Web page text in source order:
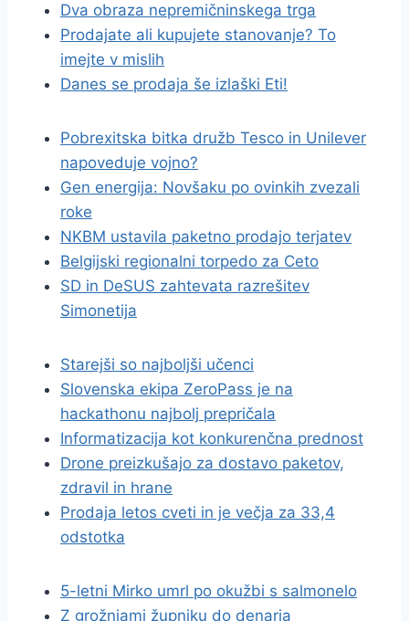
Dva obraza nepremičninskega trga
Prodajate ali kupujete stanovanje? To
imejte v mislih
Danes se prodaja še izlaški Eti!
Pobrexitska bitka družb Tesco in Unilever
napoveduje vojno?
Gen energija: Novšaku po ovinkih zvezali
roke
NKBM ustavila paketno prodajo terjatev
Belgijski regionalni torpedo za Ceto
SD in DeSUS zahtevata razrešitev
Simonetija
Starejši so najboljši učenci
Slovenska ekipa ZeroPass je na
hackathonu najbolj prepričala
Informatizacija kot konkurenčna prednost
Drone preizkušajo za dostavo paketov,
zdravil in hrane
Prodaja letos cveti in je večja za 33,4
odstotka
5-letni Mirko umrl po okužbi s salmonelo
Z grožnjami župniku do denarja